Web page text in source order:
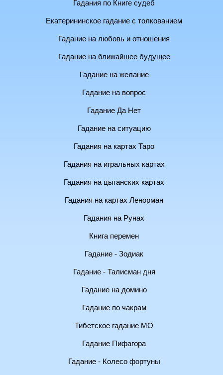
Гадания по Книге судеб
Екатерининское гадание с толкованием
Гадание на любовь и отношения
Гадание на ближайшее будущее
Гадание на желание
Гадание на вопрос
Гадание Да Нет
Гадание на ситуацию
Гадания на картах Таро
Гадания на игральных картах
Гадания на цыганских картах
Гадания на картах Ленорман
Гадания на Рунах
Книга перемен
Гадание - Зодиак
Гадание - Талисман дня
Гадание на домино
Гадание по чакрам
Тибетское гадание МО
Гадание Пифагора
Гадание - Колесо фортуны